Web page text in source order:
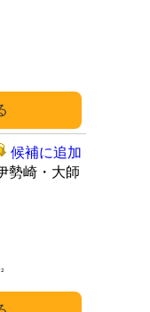
勢崎・大師
2
候補に追加